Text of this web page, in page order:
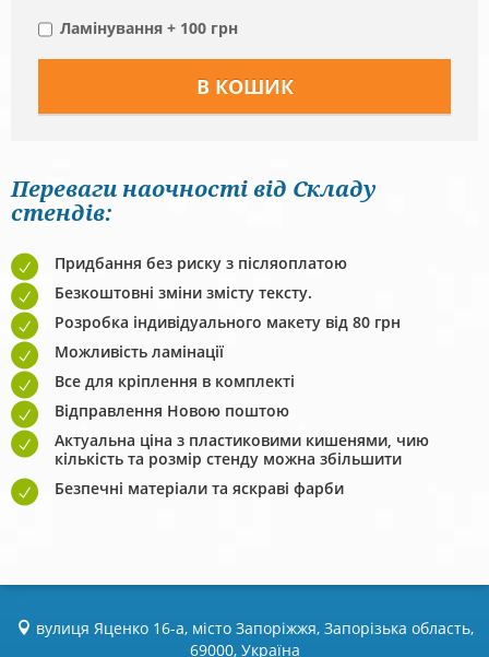
Ламінування + 100 грн
Переваги наочності від Складу
стендів:
Придбання без риску з післяоплатою
Безкоштовні зміни змісту тексту.
Розробка індивідуального макету від 80 грн
Можливість ламінації
Все для кріплення в комплекті
Відправлення Новою поштою
Актуальна ціна з пластиковими кишенями, чию
кількість та розмір стенду можна збільшити
Безпечні матеріали та яскраві фарби
вулиця Яценко 16-а, місто Запоріжжя, Запорізька область,
69000, Україна